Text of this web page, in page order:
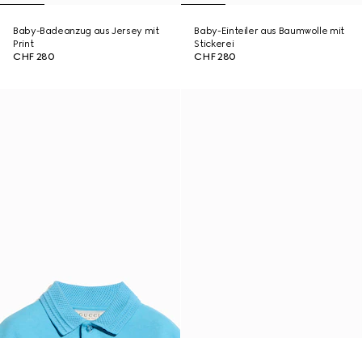
Baby-Badeanzug aus Jersey mit
Print
CHF 280
Baby-Einteiler aus Baumwolle mit
Stickerei
CHF 280